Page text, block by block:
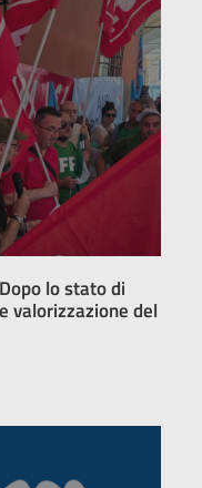
lo stato di
valorizzazione del